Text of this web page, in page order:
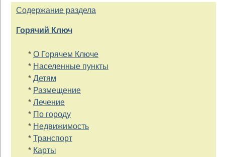
Содержание раздела
Горячий Ключ
* О Горячем Ключе
* Населенные пункты
* Детям
* Размещение
* Лечение
* По городу
* Недвижимость
* Транспорт
* Карты